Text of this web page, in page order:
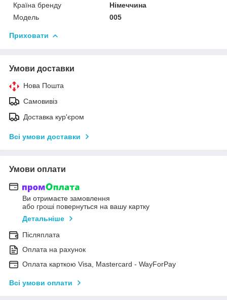
Країна бренду
Німеччина
Мoдель
005
Приховати
Умови доставки
Нова Пошта
Самовивіз
Доставка кур'єром
Всі умови доставки
Умови оплати
Ви отримаєте замовлення
або гроші повернуться на вашу картку
Детальніше
Післяплата
Оплата на рахунок
Оплата карткою Visa, Mastercard - WayForPay
Всі умови оплати